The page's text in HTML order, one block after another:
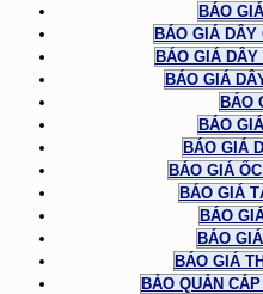
BÁO
BÁO GIÁ DÂY
BÁO GIÁ DÂY
BÁO GIÁ
BÁO
BÁO
BÁO GIÁ
BÁO GIÁ
BÁO GIÁ
BÁO
BÁO
BÁO GIÁ
BẢO QUẢN